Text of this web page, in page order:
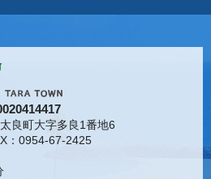
良町大字多良1番地6
：0954-67-2425